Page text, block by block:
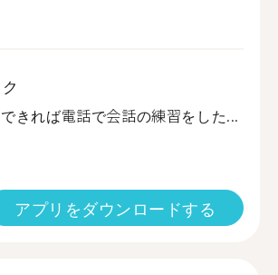
きれば電話で会話の練習をした...
アプリをダウンロードする